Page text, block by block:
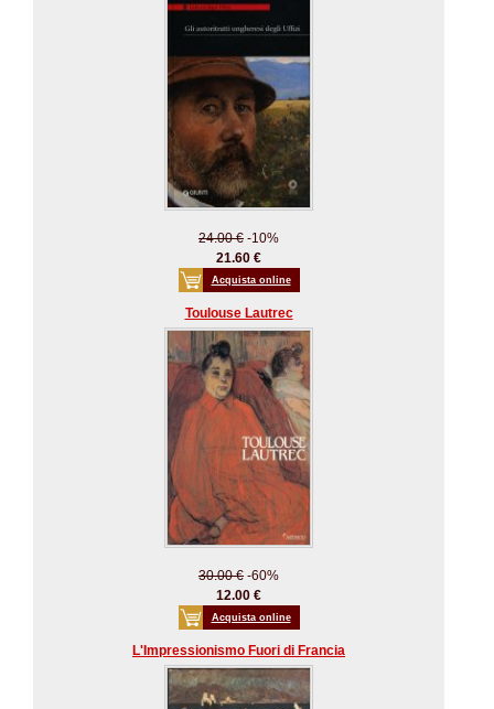
24.00 € -10%
21.60 €
Acquista online
Toulouse Lautrec
30.00 € -60%
12.00 €
Acquista online
L'Impressionismo Fuori di Francia